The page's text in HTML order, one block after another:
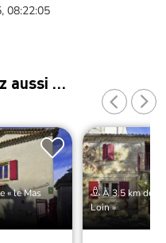
08:22:05
aussi …
« le Mas
À 3.5 km de
Loin »